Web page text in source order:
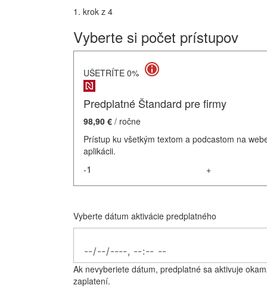
1. krok z 4
Vyberte si počet prístupov
UŠETRÍTE 0%
Predplatné Štandard pre firmy
98,90 € / ročne
Prístup ku všetkým textom a podcastom na
aplikácii.
-
+
Vyberte dátum aktivácie predplatného
Ak nevyberiete dátum, predplatné sa aktivuje
zaplatení.